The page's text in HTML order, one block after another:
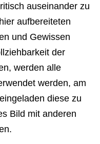
auseinander zu
aufbereiteten
und Gewissen
der
werden alle
werden, am
diese zu
Bild mit anderen